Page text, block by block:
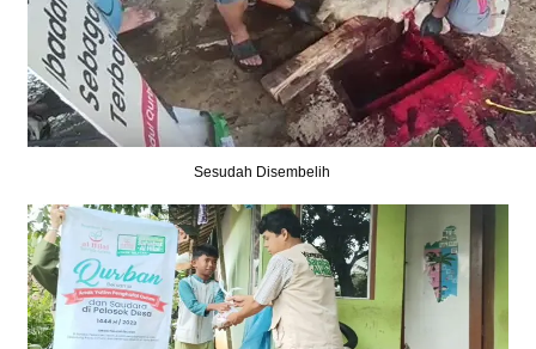
Sesudah Disembelih